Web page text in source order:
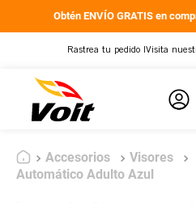
Obtén ENVÍO GRATIS en
Rastrea tu pedido | Visita
Accesorios Visores
Automático Adulto Azul